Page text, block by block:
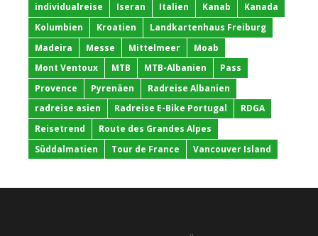
individualreise
Iseran Italien Kanab
Kanada
Kolumbien
Kroatien
Landkartenhaus Freiburg
Madeira
Messe Mittelmeer
Moab
Mont Ventoux
MTB MTB-Albanien
Pass
Provence
Pyrenäen
Radreise Albanien
radreise asien
Radreise E-Bike Portugal
RDGA
Reisetrend
Route des Grandes Alpes
Süddalmatien
Tour de France Vancouver Island